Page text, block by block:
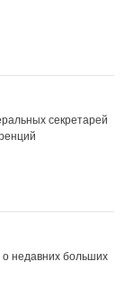
секретарей
недавних больших